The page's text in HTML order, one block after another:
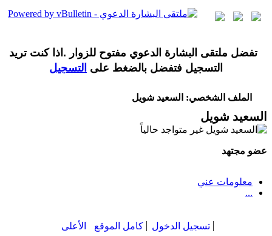
تفضل ملتقى البشارة الدعوي مفتوح للزوار .اذا كنت تريد
التسجيل فتفضل بالضغط على التسجيل
الملف الشخصي: السعيد شويل
السعيد شويل
عضو مجتهد
معلومات عني
...
تسجيل الدخول كامل الموقع الأعلى